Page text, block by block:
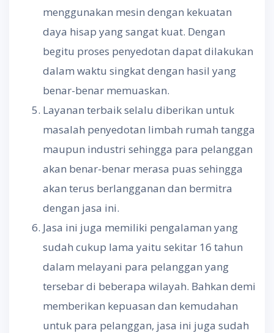
menggunakan mesin dengan kekuatan
daya hisap yang sangat kuat. Dengan
begitu proses penyedotan dapat dilakukan
dalam waktu singkat dengan hasil yang
benar-benar memuaskan.
Layanan terbaik selalu diberikan untuk
masalah penyedotan limbah rumah tangga
maupun industri sehingga para pelanggan
akan benar-benar merasa puas sehingga
akan terus berlangganan dan bermitra
dengan jasa ini.
Jasa ini juga memiliki pengalaman yang
sudah cukup lama yaitu sekitar 16 tahun
dalam melayani para pelanggan yang
tersebar di beberapa wilayah. Bahkan demi
memberikan kepuasan dan kemudahan
untuk para pelanggan, jasa ini juga sudah